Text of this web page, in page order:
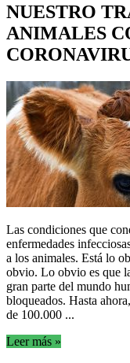
NUESTRO
ANIMALES
Las condiciones que
enfermedades
a los animales. Está lo
obvio. Lo obvio es que
gran parte del mundo
bloqueados. Hasta
de 100.000 ...
Leer más »